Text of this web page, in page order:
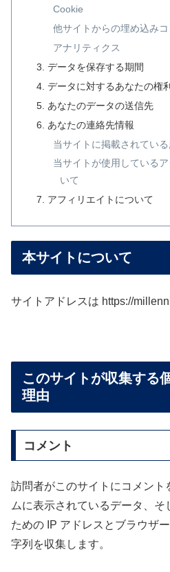
Cookie
他サイトからの埋め込み
アナリティクス
データを保存する期間
データに対するあなたの権利
あなたのデータの送信先
あなたの連絡先情報
当サイトに掲載されてい
当サイトが使用している
いて
アフィリエイトについて
本サイトについて
サイトアドレスは https://
このサイトが収集する
理由
コメント
訪問者がこのサイトにコメント
ムに表示されているデータ、
ための IP アドレスとブラウザ
字列を収集します。